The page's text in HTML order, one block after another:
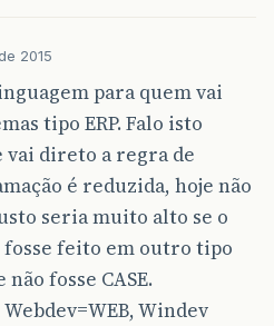
2015
para quem vai
tipo ERP. Falo isto
vai direto a regra de
é reduzida, hoje não
seria muito alto se o
feito em outro tipo
fosse CASE.
Windev